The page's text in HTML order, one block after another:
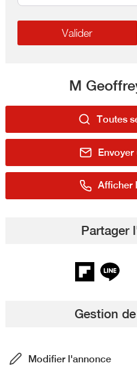
M
Toutes
Envoyer
Afficher
Partager
Gestion
Modifier l'annonce